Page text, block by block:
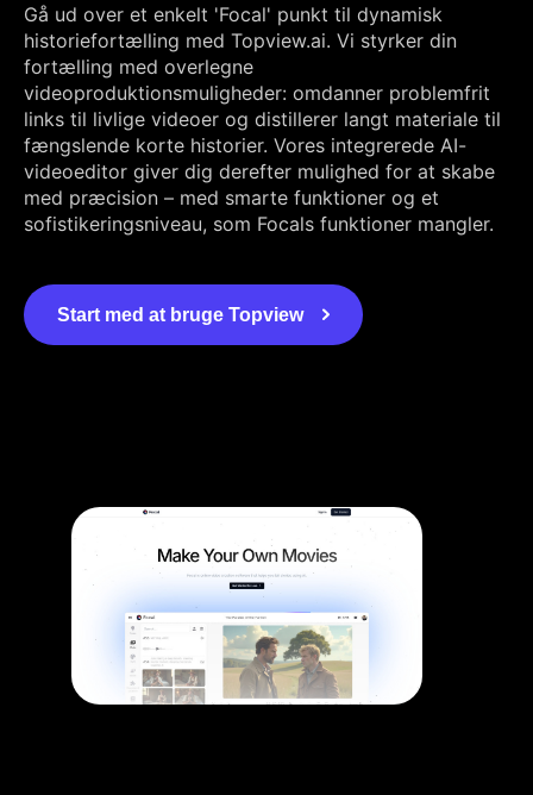
Gå ud over et enkelt 'Focal' punkt til dynamisk
historiefortælling med Topview.ai. Vi styrker din
fortælling med overlegne
videoproduktionsmuligheder: omdanner problemfrit
links til livlige videoer og distillerer langt materiale til
fængslende korte historier. Vores integrerede AI-
videoeditor giver dig derefter mulighed for at skabe
med præcision – med smarte funktioner og et
sofistikeringsniveau, som Focals funktioner mangler.
Start med at bruge Topview